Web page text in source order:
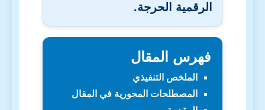
الرقمية الحرجة.
فهرس المقال
الملخص التنفيذي
المصطلحات المحورية في المقال